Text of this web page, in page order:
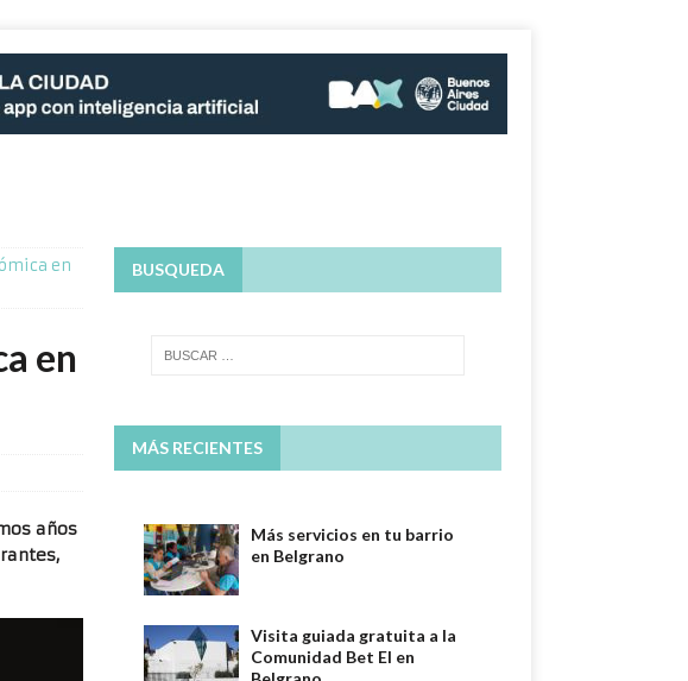
en
en
años
BUSQUEDA
MÁS RECIENTES
Más servicios en tu barrio
en Belgrano
Visita guiada gratuita a la
Comunidad Bet El en